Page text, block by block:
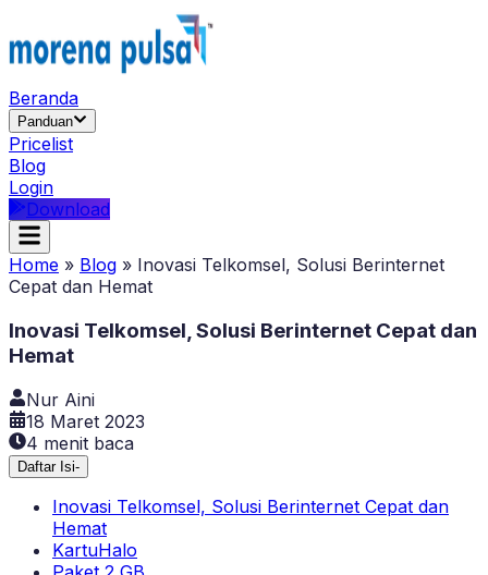
Beranda
Panduan
Pricelist
Blog
Login
Download
Home » Blog » Inovasi Telkomsel, Solusi Berinternet
Cepat dan Hemat
Inovasi Telkomsel, Solusi Berinternet Cepat dan
Hemat
Nur Aini
18 Maret 2023
4 menit baca
Daftar Isi-
Inovasi Telkomsel, Solusi Berinternet Cepat dan
Hemat
KartuHalo